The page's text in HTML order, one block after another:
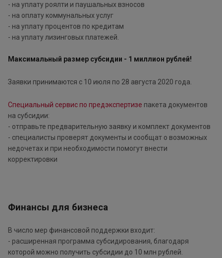
- на уплату роялти и паушальных взносов
- на оплату коммунальных услуг
- на уплату процентов по кредитам
- на уплату лизинговых платежей.
Максимальный размер субсидии - 1 миллион рублей!
Заявки принимаются с 10 июля по 28 августа 2020 года.
Специальный сервис по предэкспертизе пакета документов
на субсидии:
- отправьте предварительную заявку и комплект документов
- специалисты проверят документы и сообщат о возможных
недочетах и при необходимости помогут внести
корректировки
Финансы для бизнеса
В число мер финансовой поддержки входит:
- расширенная программа субсидирования, благодаря
которой можно получить субсидии до 10 млн рублей.